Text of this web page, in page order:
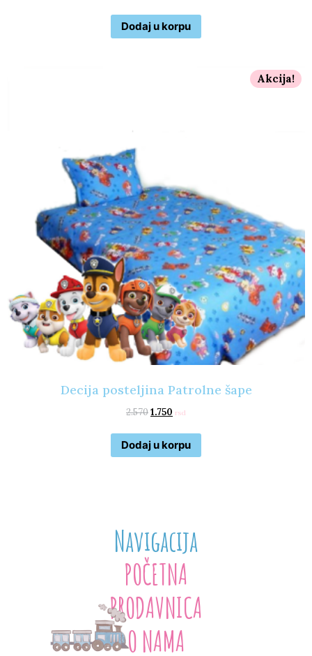
Dodaj u korpu
Akcija!
Decija posteljina Patrolne šape
2.5701.750 rsd
Dodaj u korpu
Navigacija
POČETNA
PRODAVNICA
O NAMA